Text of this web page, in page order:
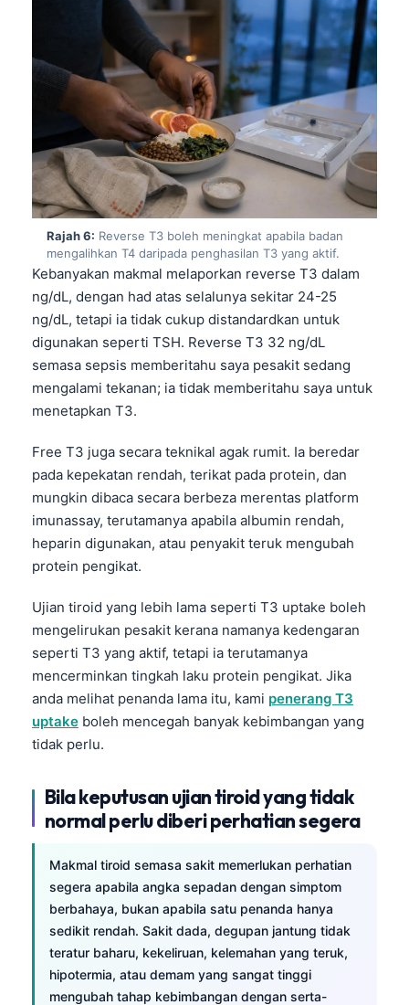
Rajah 6: Reverse T3 boleh meningkat apabila badan
mengalihkan T4 daripada penghasilan T3 yang aktif.
Kebanyakan makmal melaporkan reverse T3 dalam
ng/dL, dengan had atas selalunya sekitar 24-25
ng/dL, tetapi ia tidak cukup distandardkan untuk
digunakan seperti TSH. Reverse T3 32 ng/dL
semasa sepsis memberitahu saya pesakit sedang
mengalami tekanan; ia tidak memberitahu saya untuk
menetapkan T3.
Free T3 juga secara teknikal agak rumit. Ia beredar
pada kepekatan rendah, terikat pada protein, dan
mungkin dibaca secara berbeza merentas platform
imunassay, terutamanya apabila albumin rendah,
heparin digunakan, atau penyakit teruk mengubah
protein pengikat.
Ujian tiroid yang lebih lama seperti T3 uptake boleh
mengelirukan pesakit kerana namanya kedengaran
seperti T3 yang aktif, tetapi ia terutamanya
mencerminkan tingkah laku protein pengikat. Jika
anda melihat penanda lama itu, kami penerang T3
uptake boleh mencegah banyak kebimbangan yang
tidak perlu.
Bila keputusan ujian tiroid yang tidak
normal perlu diberi perhatian segera
Makmal tiroid semasa sakit memerlukan perhatian
segera apabila angka sepadan dengan simptom
berbahaya, bukan apabila satu penanda hanya
sedikit rendah. Sakit dada, degupan jantung tidak
teratur baharu, kekeliruan, kelemahan yang teruk,
hipotermia, atau demam yang sangat tinggi
mengubah tahap kebimbangan dengan serta-
සිංහල
অসমীয়া
Galego
Latviešu valoda
Македонски јазик
Euskara
Gàidhlig
العربية المغربية
Afrikaans
Монгол
ພາສາລາວ
Basa Jawa
ئۇيغۇرچە
Кыргызча
Татар теле
Беларуская мова
Frysk
Ślōnskŏ gŏdka
Norsk bokmål